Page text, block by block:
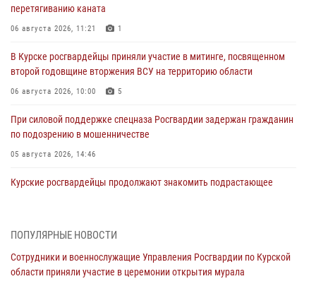
перетягиванию каната
06 августа 2026, 11:21 1
В Курске росгвардейцы приняли участие в митинге, посвященном
второй годовщине вторжения ВСУ на территорию области
06 августа 2026, 10:00 5
При силовой поддержке спецназа Росгвардии задержан гражданин
по подозрению в мошенничестве
05 августа 2026, 14:46
Курские росгвардейцы продолжают знакомить подрастающее
оздоровительных лагерях
05 августа 2026, 09:51
ПОПУЛЯРНЫЕ НОВОСТИ
Сотрудники и военнослужащие Управления Росгвардии по Курской
области приняли участие в церемонии открытия мурала